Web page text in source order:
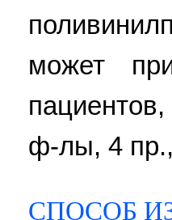
может
ф-лы, 4
СПОСОБ